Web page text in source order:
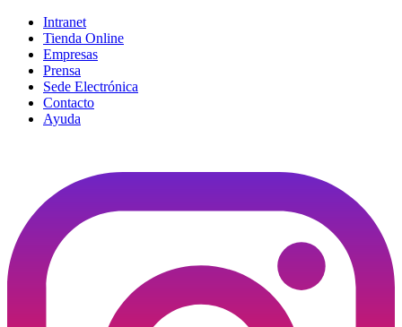
Intranet
Tienda Online
Empresas
Prensa
Sede Electrónica
Contacto
Ayuda